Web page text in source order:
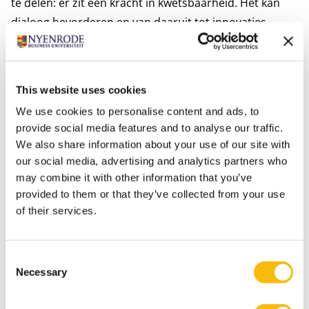
This website uses cookies
We use cookies to personalise content and ads, to
provide social media features and to analyse our traffic.
We also share information about your use of our site with
our social media, advertising and analytics partners who
may combine it with other information that you’ve
provided to them or that they’ve collected from your use
of their services.
Selection
Necessary
dialoog bevorderen en van daaruit tot innovaties
leiden.
organisatie die aan de slag gaat met een duurzame
transitie. Laat je inspireren door de ervaringen van
anderen en leer ervan. Zoek naar succesvolle
voorbeelden die jou en je collega’s inspireren. Mede
dankzij deze voorbeelden weet je dat het écht kan!
praktijk van jouw organisatie? In de module
Transitie,